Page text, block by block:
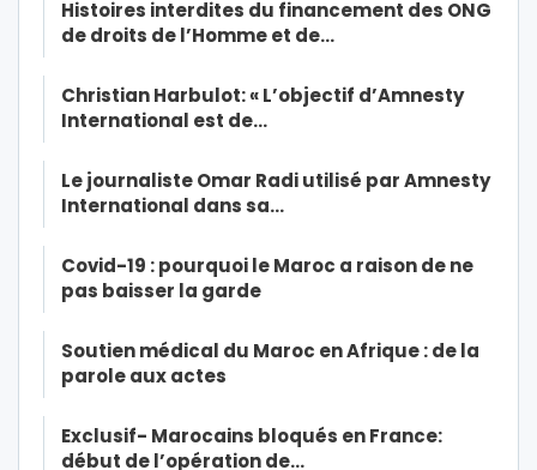
Histoires interdites du financement des ONG
de droits de l’Homme et de…
Christian Harbulot: « L’objectif d’Amnesty
International est de…
Le journaliste Omar Radi utilisé par Amnesty
International dans sa…
Covid-19 : pourquoi le Maroc a raison de ne
pas baisser la garde
Soutien médical du Maroc en Afrique : de la
parole aux actes
Exclusif- Marocains bloqués en France:
début de l’opération de…